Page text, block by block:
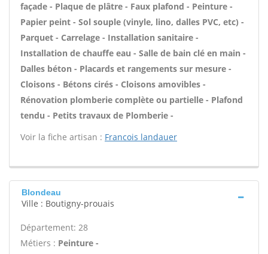
façade - Plaque de plâtre - Faux plafond - Peinture -
Papier peint - Sol souple (vinyle, lino, dalles PVC, etc) -
Parquet - Carrelage - Installation sanitaire -
Installation de chauffe eau - Salle de bain clé en main -
Dalles béton - Placards et rangements sur mesure -
Cloisons - Bétons cirés - Cloisons amovibles -
Rénovation plomberie complète ou partielle - Plafond
tendu - Petits travaux de Plomberie -
Voir la fiche artisan : Francois landauer
Blondeau
Ville : Boutigny-prouais
Département: 28
Métiers : Peinture -